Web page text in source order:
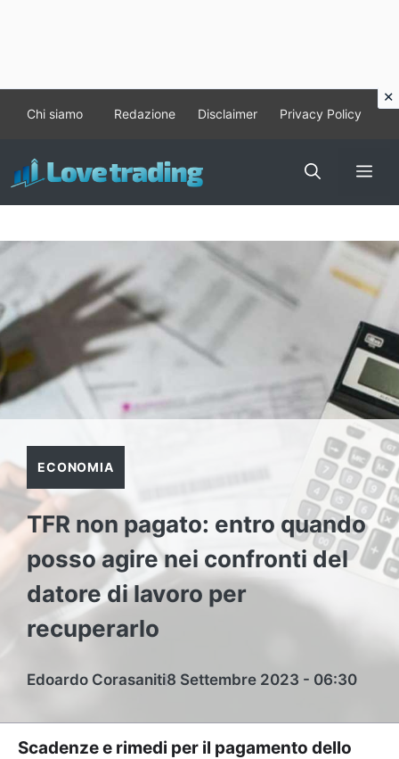
contenuto
Chi siamo Redazione Disclaimer Privacy Policy
ECONOMIA
TFR non pagato: entro quando
posso agire nei confronti del
datore di lavoro per
recuperarlo
Edoardo Corasaniti8 Settembre 2023 - 06:30
Scadenze e rimedi per il pagamento dello